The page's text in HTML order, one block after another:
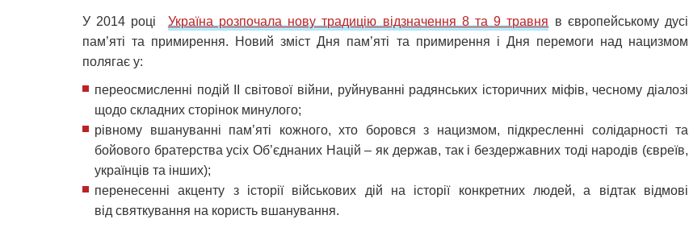
У 2014 році Україна розпочала нову традицію відзначення 8 та 9 травня в європейському дусі
пам’яті та примирення. Новий зміст Дня пам’яті та примирення і Дня перемоги над нацизмом
полягає у:
переосмисленні подій ІІ світової війни, руйнуванні радянських історичних міфів, чесному діалозі
щодо складних сторінок минулого;
рівному вшануванні пам’яті кожного, хто боровся з нацизмом, підкресленні солідарності та
бойового братерства усіх Об’єднаних Націй – як держав, так і бездержавних тоді народів (євреїв,
українців та інших);
перенесенні акценту з історії військових дій на історії конкретних людей, а відтак відмові
від святкування на користь вшанування.